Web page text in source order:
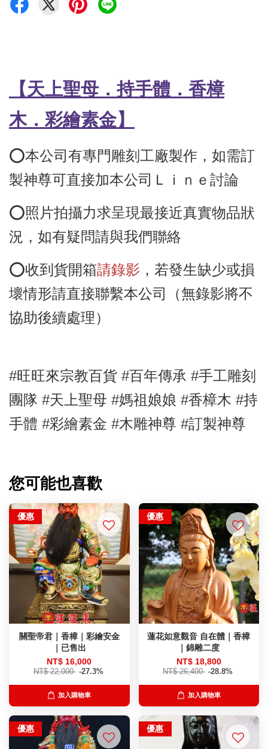
【天上聖母．持手體．香樟
木．彩繪素金】
⭕️本公司有專門雕刻工廠製作，如需訂
製神尊可直接加本公司Ｌｉｎｅ討論
⭕️照片拍攝力求呈現最接近真實物品狀
況，如有疑問請與我們聯絡
⭕️收到貨開箱請錄影 ，若發生缺少或損
壞情形請直接聯繫本公司（無錄影將不
協助後續處理）
#旺旺來宗教百貨 #百年傳承 #手工雕刻
團隊 #天上聖母 #媽祖娘娘 #香樟木 #持
手體 #彩繪素金 #木雕神尊 #訂製神尊
您可能也喜歡
優惠
關聖帝君｜香樟｜彩繪安金
｜已售出
NT$ 16,000
NT$ 22,000 -27.3%
加入購物車
優惠
蓮花如意觀音 自在體｜香樟
｜錦雕二度
NT$ 18,800
NT$ 26,400 -28.8%
加入購物車
優惠 優惠